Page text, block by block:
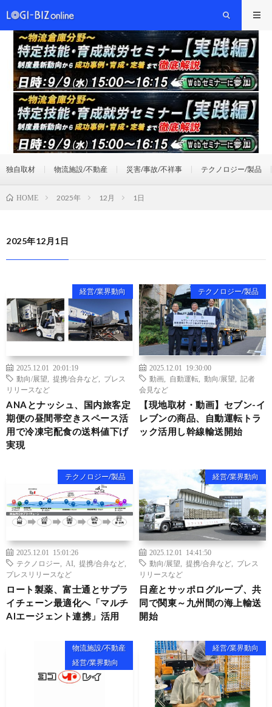
独自取材 物流施設/不動産 災害/事故/不祥事 テクノロジー/製品
HOME 2025年 12月 1日
2025年12月1日
経営/業界動向
2025.12.01 20:01:19
動向/展望
提携/合弁など
プレス
リリースなど
ANAとナッシュ、国内旅客定
期便の昼間帯空きスペース活
用で冷凍宅配食の送料値下げ
実現
テクノロジー/製品
2025.12.01 19:30:00
動画
自動運転 動向/展望
記者
会見など
【現地取材・動画】セブン-イ
レブンの商品、自動運転トラ
ック活用し幹線輸送開始
テクノロジー/製品
2025.12.01 15:01:26
テクノロジー
AI 提携/合弁など
プレスリリースなど
ロート製薬、富士通とサプラ
イチェーン最適化へ「マルチ
AIエージェント連携」活用
経営/業界動向
2025.12.01 14:41:50
動向/展望
提携/合弁など
プレス
リリースなど
日産とサッポログループ、共
同で関東～九州間の海上輸送
開始
物流施設/不動産
経営/業界動向
経営/業界動向